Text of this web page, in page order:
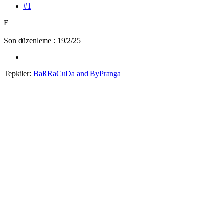
#1
F
Son düzenleme : 19/2/25
Tepkiler: BaRRaCuDa and ByPranga